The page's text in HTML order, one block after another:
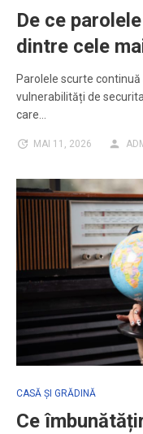
De ce
dintre cele
Parolele scurte
vulnerabilități de
care…
MAI 11, 2026
CASĂ ȘI GRĂDINĂ
Ce